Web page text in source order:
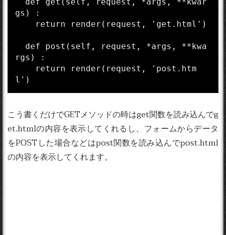
gs) :
rgs) :
こう書くだけでGETメソッドの時はget関数を読み込んでg
et.htmlの内容を表示してくれるし、フォームからデータ
をPOSTした場合などはpost関数を読み込んでpost.html
の内容を表示してくれます。